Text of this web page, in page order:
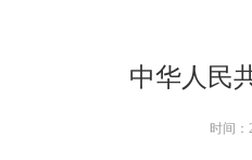
中华人民
时间：